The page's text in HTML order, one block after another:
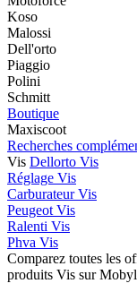
Koso
Malossi
Dell'orto
Piaggio
Polini
Schmitt
Boutique
Maxiscoot
Recherches
Vis Dellorto Vis
Réglage Vis
Carburateur Vis
Peugeot Vis
Ralenti Vis
Phva Vis
Comparez toutes les
produits Vis sur